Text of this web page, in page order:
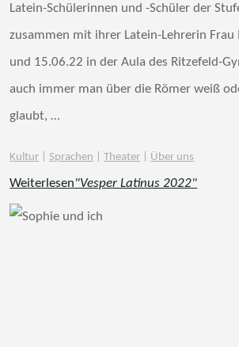
Latein-Schülerinnen und -Schüler der
zusammen mit ihrer Latein-Lehrerin Frau
und 15.06.22 in der Aula des Ritzefeld-
auch immer man über die Römer weiß
glaubt, …
Kultur Sprachen Theater Über uns
Weiterlesen"Vesper Latinus 2022"